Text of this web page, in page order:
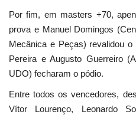
Por fim, em masters +70,
prova e Manuel Domingos
Mecânica e Peças) revalidou
Pereira e Augusto Guerreiro
UDO) fecharam o pódio.
Entre todos os vencedores,
Vítor Lourenço, Leonardo